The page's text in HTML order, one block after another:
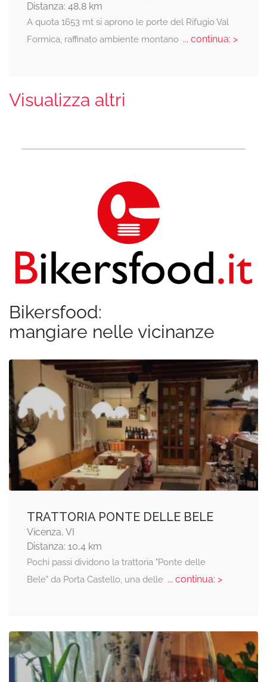
Distanza: 48,8 km
A quota 1653 mt si aprono le porte del Rifugio Val
Formica, raffinato ambiente montano... continua: >
Visualizza altri
Bikersfood:
mangiare nelle vicinanze
TRATTORIA PONTE DELLE BELE
Vicenza, VI
Distanza: 10,4 km
Pochi passi dividono la trattoria "Ponte delle
Bele" da Porta Castello, una delle... continua: >